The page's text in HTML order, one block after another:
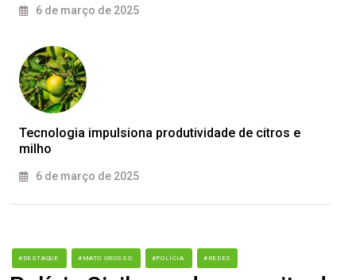
6 de março de 2025
Tecnologia impulsiona produtividade de citros e
milho
6 de março de 2025
#DESTAQUE #MATO GROSSO #POLÍCIA #REDES